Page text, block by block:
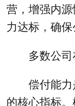
营，增强内
力达标，确保
多数公司
偿付能
的核心指标